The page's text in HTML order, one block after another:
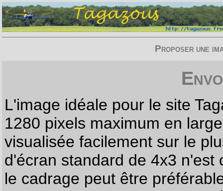
Proposer une
L'image idéale pour le site
1280 pixels maximum en
visualisée facilement sur le
d'écran standard de 4x3
le cadrage peut être